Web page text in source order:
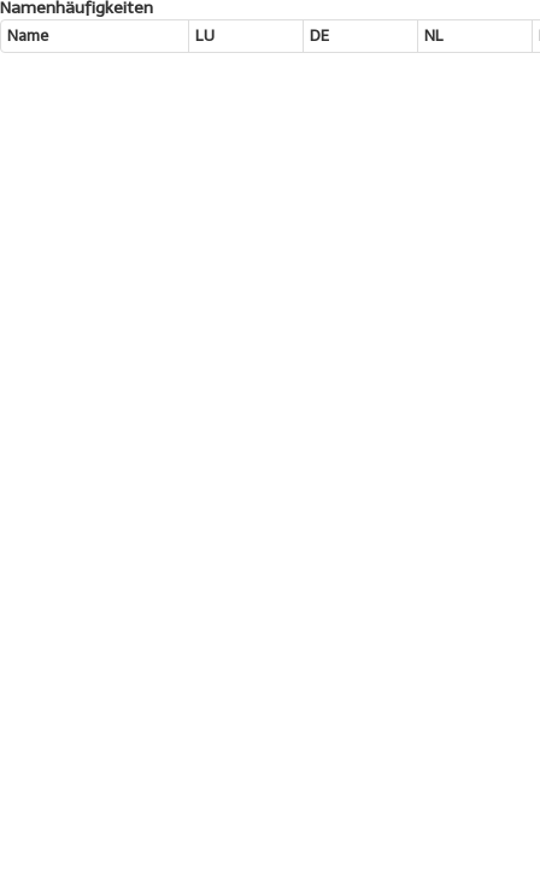
Namenhäufigkeiten
Name LU DE NL